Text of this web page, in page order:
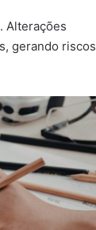
Alterações
gerando riscos